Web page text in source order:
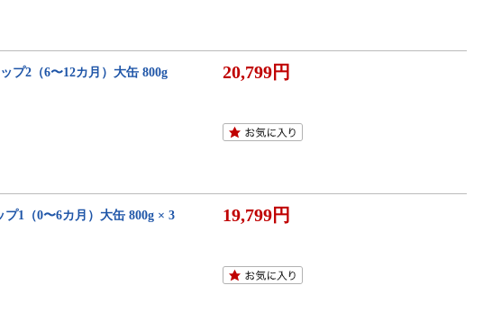
プ2（6〜12カ月）大缶 800g
20,799円
1（0〜6カ月）大缶 800g × 3
19,799円